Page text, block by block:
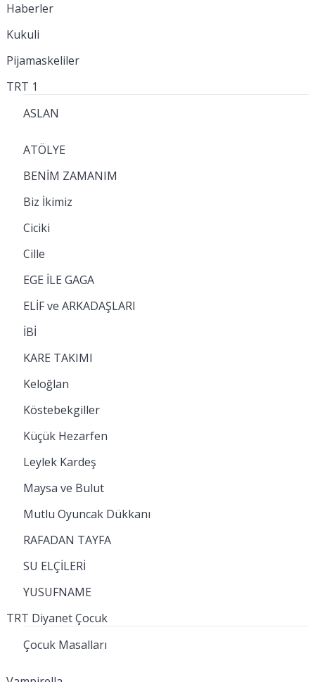
Haberler
Kukuli
Pijamaskeliler
TRT 1
ASLAN
ATÖLYE
BENİM ZAMANIM
Biz İkimiz
Ciciki
Cille
EGE İLE GAGA
ELİF ve ARKADAŞLARI
İBİ
KARE TAKIMI
Keloğlan
Köstebekgiller
Küçük Hezarfen
Leylek Kardeş
Maysa ve Bulut
Mutlu Oyuncak Dükkanı
RAFADAN TAYFA
SU ELÇİLERİ
YUSUFNAME
TRT Diyanet Çocuk
Çocuk Masalları